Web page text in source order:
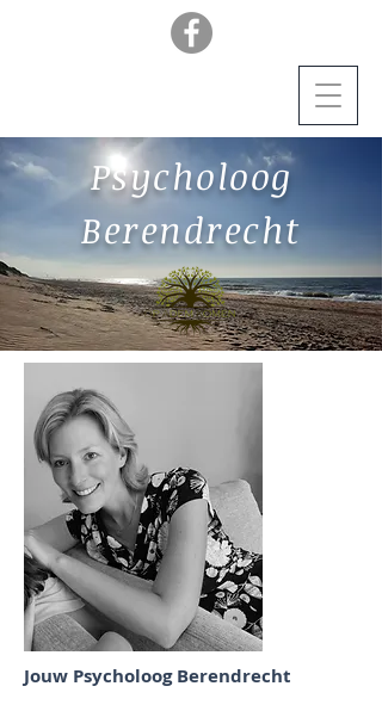
Psycholoog
Berendrecht
Jouw Psycholoog Berendrecht